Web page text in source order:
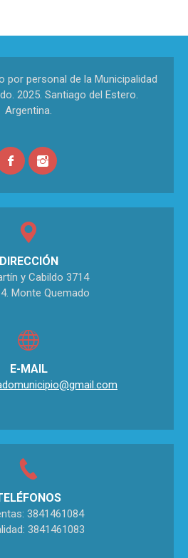
por personal de la Municipalidad
2025. Santiago del Estero.
Argentina.
DIRECCIÓN
y Cabildo 3714
Monte Quemado
E-MAIL
3841461084
3841461083